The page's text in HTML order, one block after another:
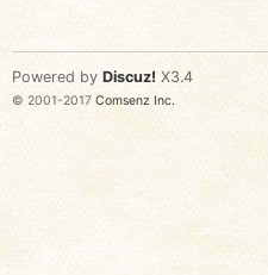
Powered by Discuz! X3.4
© 2001-2017 Comsenz Inc.